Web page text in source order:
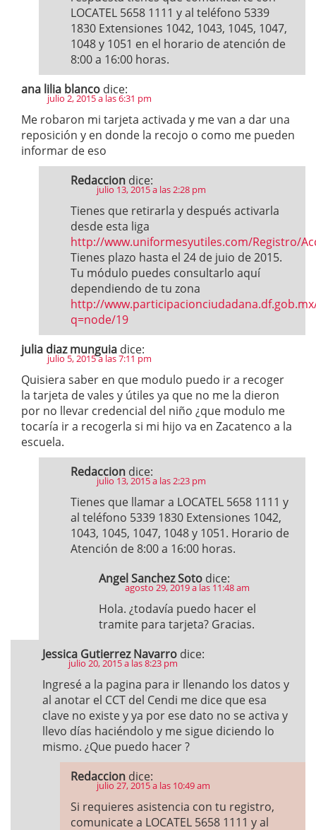
LOCATEL 5658 1111 y al teléfono 5339
1830 Extensiones 1042, 1043, 1045, 1047,
1048 y 1051 en el horario de atención de
8:00 a 16:00 horas.
ana lilia blanco dice:
julio 2, 2015 a las 6:31 pm
Me robaron mi tarjeta activada y me van a dar una
reposición y en donde la recojo o como me pueden
informar de eso
Redaccion dice:
julio 13, 2015 a las 2:28 pm
Tienes que retirarla y después activarla
desde esta liga
http://www.uniformesyutiles.com/Registro/
Tienes plazo hasta el 24 de juio de 2015.
Tu módulo puedes consultarlo aquí
dependiendo de tu zona
http://
q=node/19
julia diaz munguia dice:
julio 5, 2015 a las 7:11 pm
Quisiera saber en que modulo puedo ir a recoger
la tarjeta de vales y útiles ya que no me la dieron
por no llevar credencial del niño ¿que modulo me
tocaría ir a recogerla si mi hijo va en Zacatenco a la
escuela.
Redaccion dice:
julio 13, 2015 a las 2:23 pm
Tienes que llamar a LOCATEL 5658 1111 y
al teléfono 5339 1830 Extensiones 1042,
1043, 1045, 1047, 1048 y 1051. Horario de
Atención de 8:00 a 16:00 horas.
Angel Sanchez Soto dice:
agosto 29, 2019 a las 11:48 am
Hola. ¿todavía puedo hacer el
tramite para tarjeta? Gracias.
Jessica Gutierrez Navarro dice:
julio 20, 2015 a las 8:23 pm
Ingresé a la pagina para ir llenando los datos y
al anotar el CCT del Cendi me dice que esa
clave no existe y ya por ese dato no se activa y
llevo días haciéndolo y me sigue diciendo lo
mismo. ¿Que puedo hacer ?
Redaccion dice:
julio 27, 2015 a las 10:49 am
Si requieres asistencia con tu registro,
comunicate a LOCATEL 5658 1111 y al